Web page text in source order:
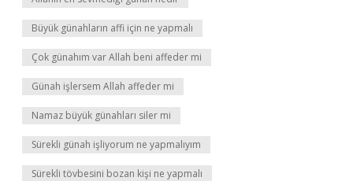
Büyük günahların affi için ne yapmalı
Çok günahım var Allah beni affeder mi
Günah işlersem Allah affeder mi
Namaz büyük günahları siler mi
Sürekli günah işliyorum ne yapmalıyım
Sürekli tövbesini bozan kişi ne yapmalı